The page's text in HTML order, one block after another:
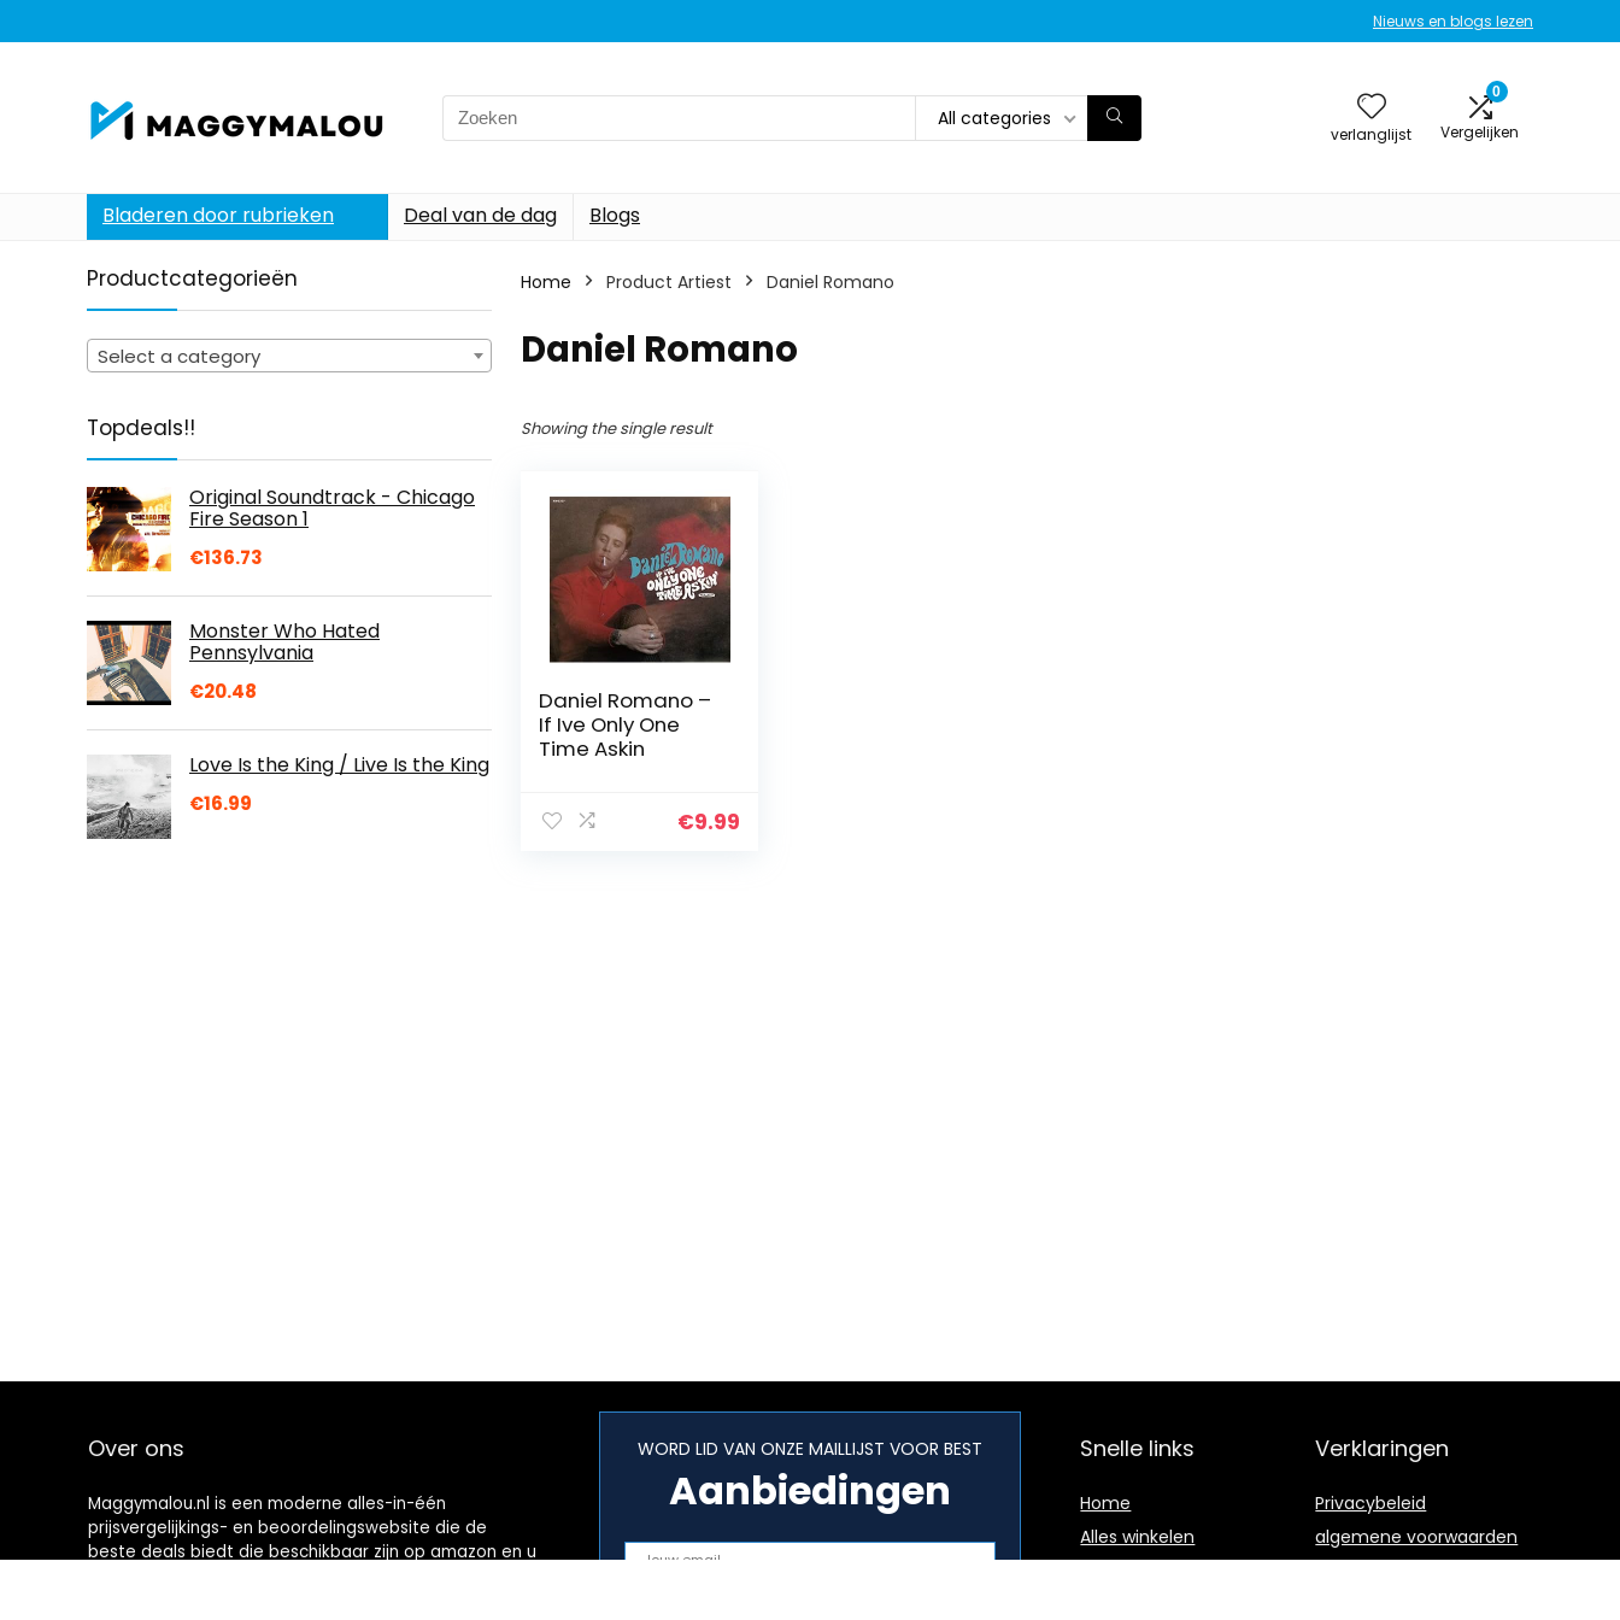
Nieuws en blogs lezen
Search
for:
All categories
verlanglijst
0
Vergelijken
Bladeren door rubrieken Deal van de dag Blogs
Productcategorieën
Select a category
Topdeals!!
Original Soundtrack - Chicago
Fire Season 1
€136.73
Monster Who Hated
Pennsylvania
€20.48
Love Is the King / Live Is the King
€16.99
Home Product Artiest Daniel Romano
Daniel Romano
Showing the single result
Daniel Romano –
If Ive Only One
Time Askin
€9.99
Over ons
Maggymalou.nl is een moderne alles-in-één
prijsvergelijkings- en beoordelingswebsite die de
beste deals biedt die beschikbaar zijn op amazon en u
WORD LID VAN ONZE MAILLIJST VOOR BEST
Aanbiedingen
Snelle links
Home
Alles winkelen
Verklaringen
Privacybeleid
algemene voorwaarden